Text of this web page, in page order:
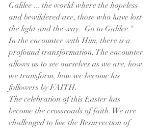
Galilee ... the world where the hopeless
and bewildered are, those who have lost
the light and the way.  Go to Galilee."
In the encounter with Him, there is a
profound transformation. The encounter
allows us to see ourselves as we are, how
we transform, how we become his
followers by FAITH.
The celebration of this Easter has
become the crossroads of faith. We are
challenged to live the Resurrection of